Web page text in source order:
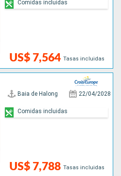
US$ 7,564 Tasas incluidas
Comidas incluidas
Baia de Halong 22/04/2028
US$ 7,788 Tasas incluidas
Comidas incluidas